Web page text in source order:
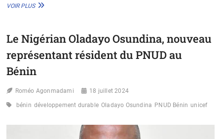
VOIR PLUSSIMÉON
MATERNEL
À
LES
POUR
CROÎTRE
Le Nigérian Oladayo Osundina, nouveau
représentant résident du PNUD au
Bénin
Roméo Agonmadami 18 juillet 2024
bénin développement durable Oladayo Osundina PNUD Bénin unicef